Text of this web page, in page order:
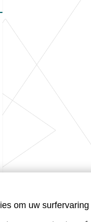
om uw